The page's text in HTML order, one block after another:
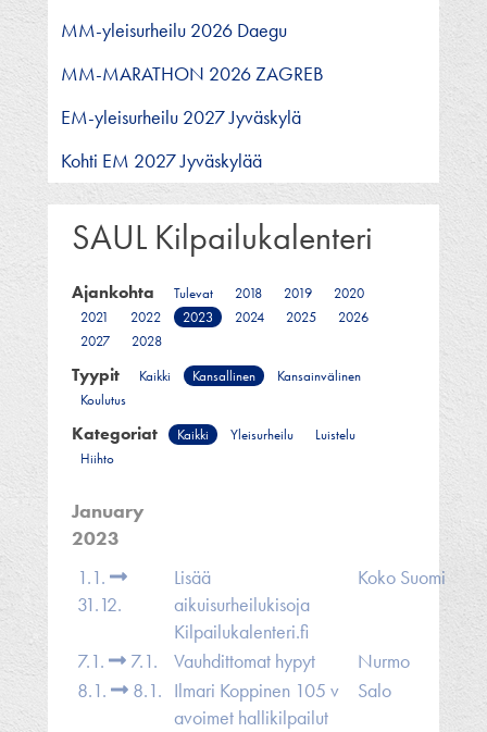
MM-yleisurheilu 2026 Daegu
MM-MARATHON 2026 ZAGREB
EM-yleisurheilu 2027 Jyväskylä
Kohti EM 2027 Jyväskylää
SAUL Kilpailukalenteri
Ajankohta Tulevat 2018 2019
2020
2021
2022 2023 2024 2025
2026
2027
2028
Tyypit Kaikki Kansallinen
Kansainvälinen
Koulutus
Kategoriat Kaikki Yleisurheilu
Luistelu
Hiihto
January
2023
1.1.
31.12.
Lisää
aikuisurheilukisoja
Kilpailukalenteri.fi
Koko Suomi
7.1. 7.1. Vauhdittomat hypyt
Nurmo
8.1.
8.1. Ilmari Koppinen 105 v
avoimet hallikilpailut
Salo